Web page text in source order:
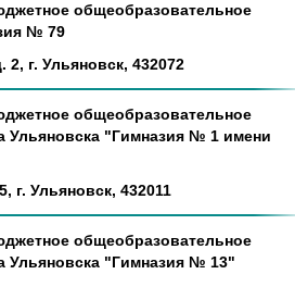
общеобразовательное
№ 79
г. Ульяновск, 432072
общеобразовательное
Ульяновска "Гимназия № 1 имени
г. Ульяновск, 432011
общеобразовательное
Ульяновска "Гимназия № 13"